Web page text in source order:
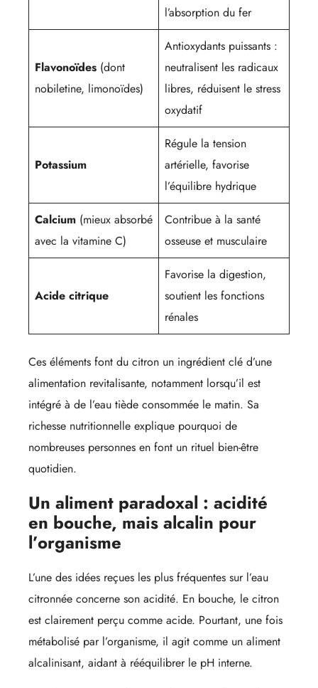
l’absorption du fer
Flavonoïdes (dont
nobiletine, limonoïdes)
Antioxydants puissants :
neutralisent les radicaux
libres, réduisent le stress
oxydatif
Potassium
Régule la tension
artérielle, favorise
l’équilibre hydrique
Calcium (mieux absorbé
avec la vitamine C)
Contribue à la santé
osseuse et musculaire
Acide citrique
Favorise la digestion,
soutient les fonctions
rénales
Ces éléments font du citron un ingrédient clé d’une
alimentation revitalisante, notamment lorsqu’il est
intégré à de l’eau tiède consommée le matin. Sa
richesse nutritionnelle explique pourquoi de
nombreuses personnes en font un rituel bien-être
quotidien.
Un aliment paradoxal : acidité
en bouche, mais alcalin pour
l’organisme
L’une des idées reçues les plus fréquentes sur l’eau
citronnée concerne son acidité. En bouche, le citron
est clairement perçu comme acide. Pourtant, une fois
métabolisé par l’organisme, il agit comme un aliment
alcalinisant, aidant à rééquilibrer le pH interne.